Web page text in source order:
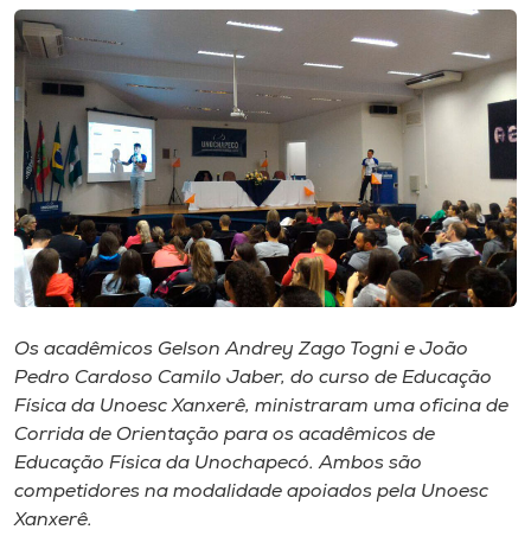
CPA
Biblioteca
Editora
Rádio
Unoesc
Store
Os acadêmicos Gelson Andrey Zago Togni e João
Pedro Cardoso Camilo Jaber, do curso de Educação
Física da Unoesc Xanxerê, ministraram uma oficina de
Corrida de Orientação para os acadêmicos de
Educação Física da Unochapecó. Ambos são
competidores na modalidade apoiados pela Unoesc
Xanxerê.